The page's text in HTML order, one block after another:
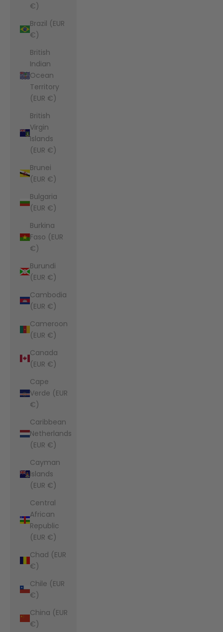
€)
Brazil (EUR
€)
British
Indian
Ocean
Territory
(EUR €)
British
Virgin
Islands
(EUR €)
Brunei
(EUR €)
Bulgaria
(EUR €)
Burkina
Faso (EUR
€)
Burundi
(EUR €)
Cambodia
(EUR €)
Cameroon
(EUR €)
Canada
(EUR €)
Cape
Verde (EUR
€)
Caribbean
Netherlands
(EUR €)
Cayman
Islands
(EUR €)
Central
African
Republic
(EUR €)
Chad (EUR
€)
Chile (EUR
€)
China (EUR
€)